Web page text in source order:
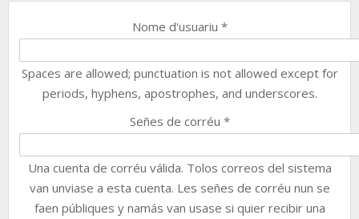
Nome d'usuariu *
Spaces are allowed; punctuation is not allowed except for
periods, hyphens, apostrophes, and underscores.
Señes de corréu *
Una cuenta de corréu válida. Tolos correos del sistema
van unviase a esta cuenta. Les señes de corréu nun se
faen públiques y namás van usase si quier recibir una